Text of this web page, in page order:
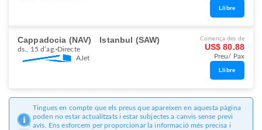
Llibre
Cappadocia (NAV) Istanbul (SAW)
ds., 15 d’ag. Directe
AJet
Comença des de
US$ 80.88
Preu/ Pax
Llibre
Tingues en compte que els preus que apareixen en aquesta pàgina
poden no estar actualitzats i estar subjectes a canvis sense previ
avís. Ens esforcem per proporcionar la informació més precisa i